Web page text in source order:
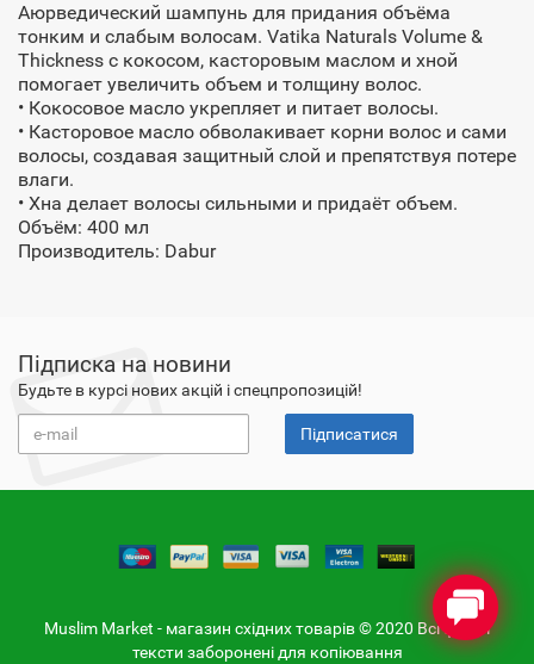
Аюрведический шампунь для придания объёма
тонким и слабым волосам. Vatika Naturals Volume &
Thickness с кокосом, касторовым маслом и хной
помогает увеличить объем и толщину волос.
• Кокосовое масло укрепляет и питает волосы.
• Касторовое масло обволакивает корни волос и сами
волосы, создавая защитный слой и препятствуя потере
влаги.
• Хна делает волосы сильными и придаёт объем.
Oбъём: 400 мл
Производитель: Dabur
Підписка на новини
Будьте в курсі нових акцій і спецпропозицій!
Підписатися
Muslim Market - магазин східних товарів © 2020 Всі фото і
тексти заборонені для копіювання